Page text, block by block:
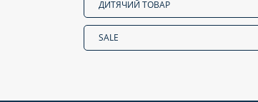
ДИТЯЧИЙ ТОВАР
SALE